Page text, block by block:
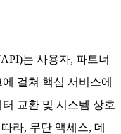
는 사용자, 파트너
걸쳐 핵심 서비스에
교환 및 시스템 상호
라, 무단 액세스, 데